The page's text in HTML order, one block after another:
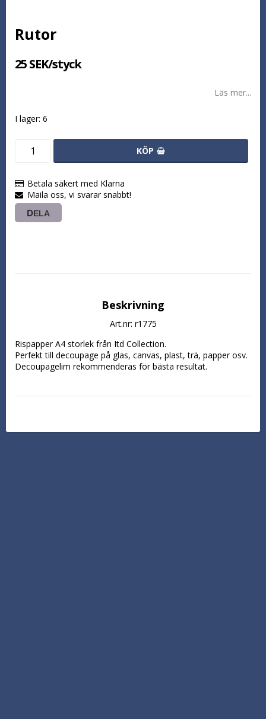
Rutor
25 SEK/styck
Läs mer...
I lager: 6
KÖP
Betala säkert med Klarna
Maila oss, vi svarar snabbt!
DELA
Beskrivning
Art.nr: r1775
Rispapper A4 storlek från Itd Collection.
Perfekt till decoupage på glas, canvas, plast, trä, papper osv.
Decoupagelim rekommenderas för bästa resultat.